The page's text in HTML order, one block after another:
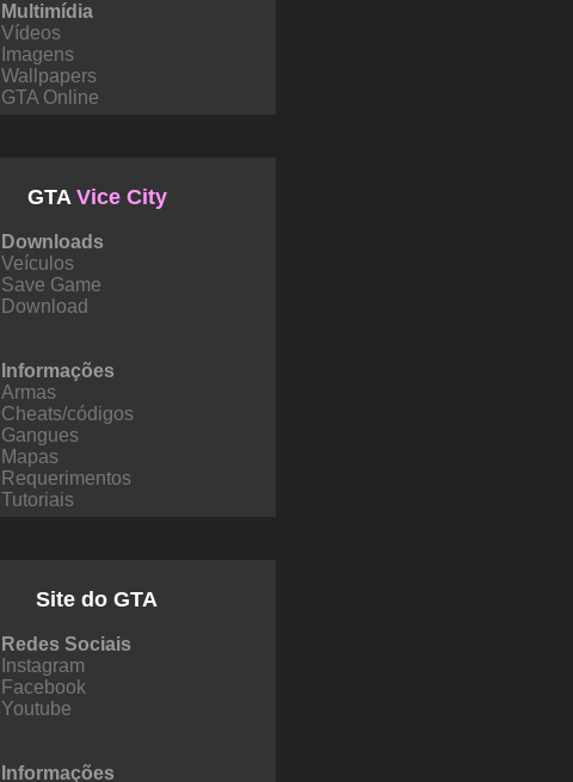
Multimídia
Vídeos
Imagens
Wallpapers
GTA Online
GTA Vice City
Downloads
Veículos
Save Game
Download
Informações
Armas
Cheats/códigos
Gangues
Mapas
Requerimentos
Tutoriais
Site do GTA
Redes Sociais
Instagram
Facebook
Youtube
Informações